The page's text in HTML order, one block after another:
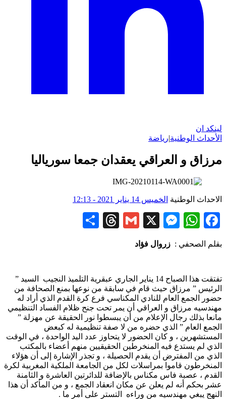
لينكد ان
الأحداث الوطنية|رياضة
مرزاق و العراقي يعقدان جمعا سورياليا
الاحداث الوطنية الخميس 14 يناير 2021 - 12:13
Facebook
WhatsApp
Messenger
X
Gmail
Threads
بقلم الصحفي : زروال فؤاد
تفتقت هذا الصباح 14 يناير الجاري عبقرية التلميذ النجيب السيد ”
الرئيس ” مرزاق حيث قام في سابقة من نوعها بمنع الصحافة من
حضور الجمع العام للنادي المكناسي فرع كرة القدم الذي أراد له
مهندسيه مرزاق و العراقي أن يمر تحت جنح ظلام الفساد التنظيمي
مانعا بذلك رجال الإعلام من أن يبسطوا نور الحقيقة عن مهزلة ”
الجمع العام ” الذي حضره من لا صفة تنظيمية له كبعض
المستشهرين ، و كان الحضور لا يتحاوز عدد اليد الواحدة ، في الوقت
الذي لم يستدع فيه المنخرطين الحقيقيين منهم أعضاء بالمكتب
الذي من المفترض أن يقدم الحصيلة ، و تجذر الإشارة إلى أن هؤلاء
المنخرطون قاموا بمراسلات لكل من الجامعة الملكية المغربية لكرة
القدم ، عصبة فاس مكناس بالإضافة للدائرتين العاشرة و الثامنة
عشر بحكم أنه لم يعلن عن مكان انعقاد الجمع ، و من المأكد أن هذا
النهج يبغي مهندسيه من وراءه التستر على أمر ما .